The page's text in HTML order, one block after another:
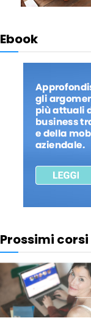
Ebook
Prossimi corsi